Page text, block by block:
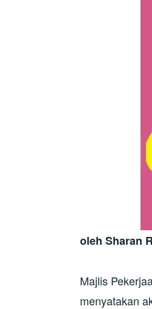
oleh Sharan
Majlis
menyatakan